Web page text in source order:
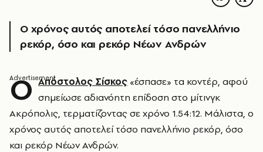
O χρόνος αυτός αποτελεί τόσο πανελλήνιο
ρεκόρ, όσο και ρεκόρ Νέων Ανδρών
Ο Απόστολος Σίσκος «έσπασε» τα κοντέρ, αφού
σημείωσε αδιανόητη επίδοση στο μίτινγκ
Ακρόπολις, τερματίζοντας σε χρόνο 1.54:12. Μάλιστα, ο
χρόνος αυτός αποτελεί τόσο πανελλήνιο ρεκόρ, όσο
και ρεκόρ Νέων Ανδρών.